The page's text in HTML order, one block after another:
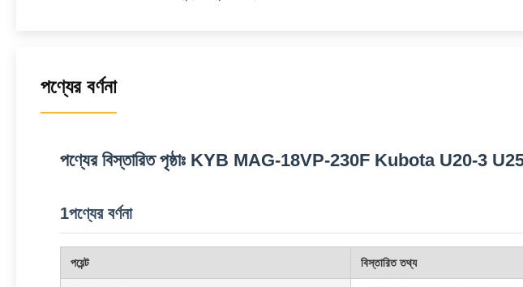
পণ্যের বর্ণনা
পণ্যের বিস্তারিত পৃষ্ঠাঃ KYB MAG-18VP-230F Kubota U20-3 U25-
1পণ্যের বর্ণনা
পয়েন্ট বিস্তারিত তথ্য